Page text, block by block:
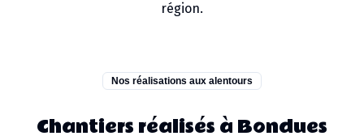
région.
Nos réalisations aux alentours
Chantiers réalisés à Bondues